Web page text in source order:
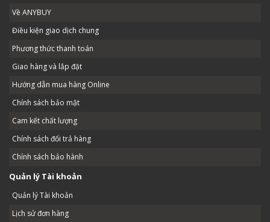
Về ANYBUY
Điều kiện giao dịch chung
Phương thức thanh toán
Giao hàng và lắp đặt
Hướng dẫn mua hàng Online
Chính sách bảo mật
Cam kết chất lượng
Chính sách đổi trả hàng
Chính sách bảo hành
Quản lý Tài khoản
Quản lý Tài khoản
Lịch sử đơn hàng